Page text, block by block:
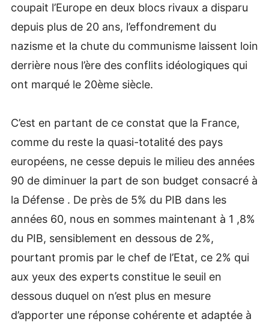
coupait l’Europe en deux blocs rivaux a disparu
depuis plus de 20 ans, l’effondrement du
nazisme et la chute du communisme laissent loin
derrière nous l’ère des conflits idéologiques qui
ont marqué le 20ème siècle.
C’est en partant de ce constat que la France,
comme du reste la quasi-totalité des pays
européens, ne cesse depuis le milieu des années
90 de diminuer la part de son budget consacré à
la Défense . De près de 5% du PIB dans les
années 60, nous en sommes maintenant à 1 ,8%
du PIB, sensiblement en dessous de 2%,
pourtant promis par le chef de l’Etat, ce 2% qui
aux yeux des experts constitue le seuil en
dessous duquel on n’est plus en mesure
d’apporter une réponse cohérente et adaptée à